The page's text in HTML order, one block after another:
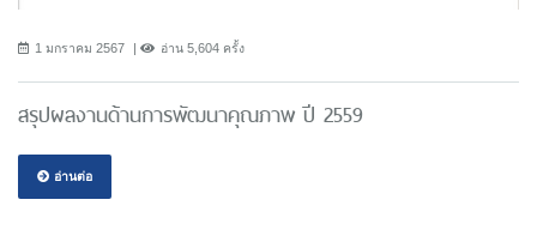
1 มกราคม 2567 อ่าน 5,604 ครั้ง
สรุปผลงานด้านการพัฒนาคุณภาพ ปี 2559
อ่านต่อ